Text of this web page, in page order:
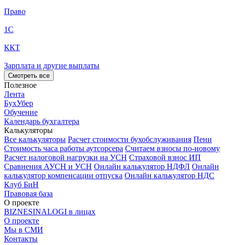
Право
1С
ККТ
Зарплата и другие выплаты
Смотреть все
Полезное
Лента
БухУбер
Обучение
Календарь бухгалтера
Калькуляторы
Все калькуляторы Расчет стоимости бухобслуживания Пени
Стоимость часа работы аутсорсера Считаем взносы по-новому
Расчет налоговой нагрузки на УСН Страховой взнос ИП
Сравнения АУСН и УСН Онлайн калькулятор НДФЛ Онлайн
калькулятор компенсации отпуска Онлайн калькулятор НДС
Клуб БиН
Правовая база
О проекте
BIZNESINALOGI в лицах
О проекте
Мы в СМИ
Контакты